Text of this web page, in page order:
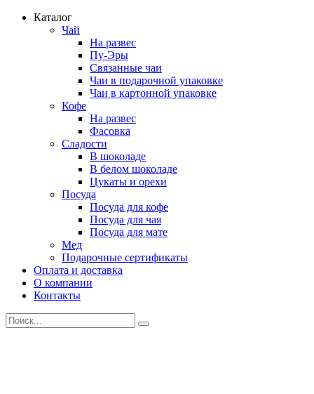
Каталог
Чай
На развес
Пу-Эры
Связанные чаи
Чаи в подарочной упаковке
Чаи в картонной упаковке
Кофе
На развес
Фасовка
Сладости
В шоколаде
В белом шоколаде
Цукаты и орехи
Посуда
Посуда для кофе
Посуда для чая
Посуда для мате
Мед
Подарочные сертификаты
Оплата и доставка
О компании
Контакты
Искать: